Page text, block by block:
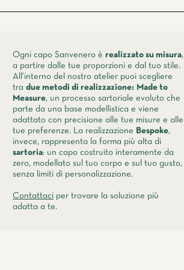
Ogni capo Sanvenero è realizzato su misura,
a partire dalle tue proporzioni e dal tuo stile.
All’interno del nostro atelier puoi scegliere
tra due metodi di realizzazione: Made to
Measure, un processo sartoriale evoluto che
parte da una base modellistica e viene
adattato con precisione alle tue misure e alle
tue preferenze. La realizzazione Bespoke,
invece, rappresenta la forma più alta di
sartoria: un capo costruito interamente da
zero, modellato sul tuo corpo e sul tuo gusto,
senza limiti di personalizzazione.
Contattaci per trovare la soluzione più
adatta a te.